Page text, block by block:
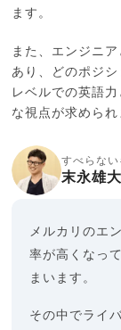
ます。
また、エンジニ
あり、どのポジ
レベルでの英語
な視点が求められ
すべらな
末永雄大
メルカリのエ
率が高くなっ
まいます。
その中でライ